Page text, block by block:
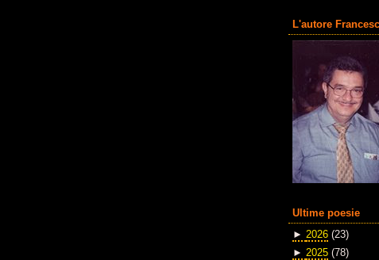
L'autore
Ultime poesie
► 2026 (23)
► 2025 (78)